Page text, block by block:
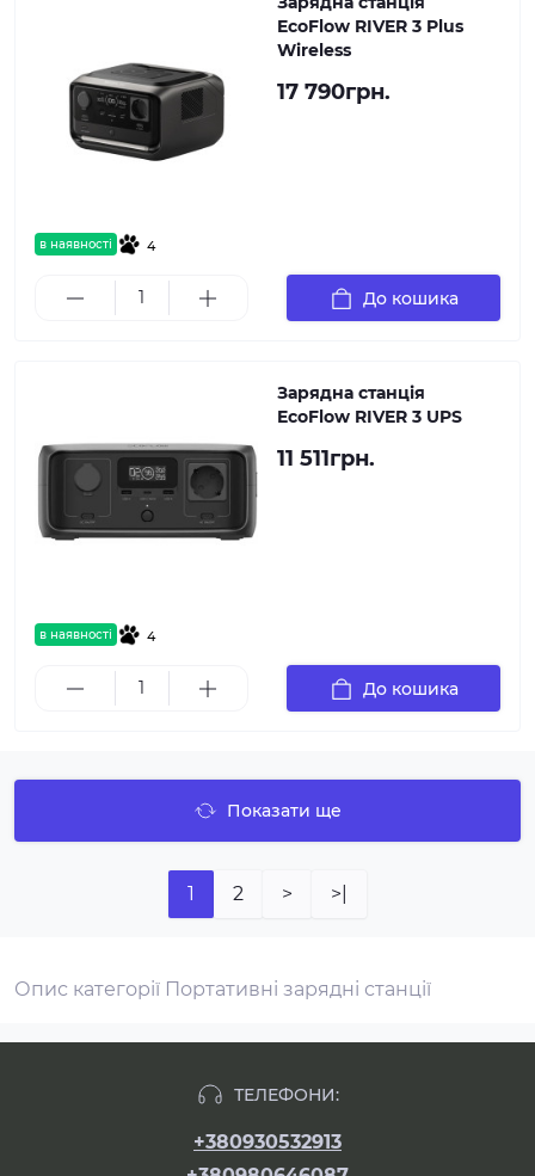
в наявності 4
EcoFlow RIVER 3 Plus
Wireless
17 790грн.
До кошика
в наявності 4
Зарядна станція
EcoFlow RIVER 3 UPS
11 511грн.
До кошика
Показати ще
1 2 > >|
Опис категорії Портативні зарядні станції
ТЕЛЕФОНИ:
+380930532913